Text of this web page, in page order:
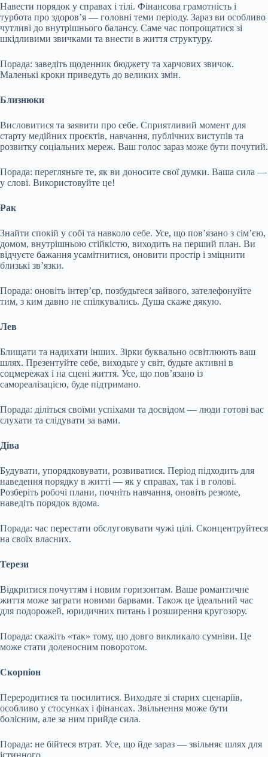
Навести порядок у справах і тілі. Фінансова грамотність і
турбота про здоров’я — головні теми періоду. Зараз ви особливо
чутливі до внутрішнього балансу. Саме час попрощатися зі
шкідливими звичками та внести в життя структуру.
Порада: заведіть щоденник бюджету та харчових звичок.
Маленькі кроки приведуть до великих змін.
Близнюки
Висловитися та заявити про себе. Сприятливий момент для
старту медійних проєктів, навчання, публічних виступів та
розвитку соціальних мереж. Ваш голос зараз може бути почутий.
Порада: перегляньте те, як ви доносите свої думки. Ваша сила —
у слові. Використовуйте це!
Рак
Знайти спокій у собі та навколо себе. Усе, що пов’язано з сім’єю,
домом, внутрішньою стійкістю, виходить на перший план. Ви
відчуєте бажання усамітнитися, оновити простір і зміцнити
близькі зв’язки.
Порада: оновіть інтер’єр, позбудьтеся зайвого, зателефонуйте
тим, з ким давно не спілкувались. Душа скаже дякую.
Лев
Блищати та надихати інших. Зірки буквально освітлюють ваш
шлях. Презентуйте себе, виходьте у світ, будьте активні в
соцмережах і на сцені життя. Усе, що пов’язано із
самореалізацією, буде підтримано.
Порада: діліться своїми успіхами та досвідом — люди готові вас
слухати та слідувати за вами.
Діва
Будувати, упорядковувати, розвиватися. Період підходить для
наведення порядку в житті — як у справах, так і в голові.
Розберіть робочі плани, почніть навчання, оновіть резюме,
наведіть порядок вдома.
Порада: час перестати обслуговувати чужі цілі. Сконцентруйтеся
на своїх власних.
Терези
Відкритися почуттям і новим горизонтам. Ваше романтичне
життя може заграти новими барвами. Також це ідеальний час
для подорожей, юридичних питань і розширення кругозору.
Порада: скажіть «так» тому, що довго викликало сумніви. Це
може стати доленосним поворотом.
Скорпіон
Переродитися та посилитися. Виходьте зі старих сценаріїв,
особливо у стосунках і фінансах. Звільнення може бути
болісним, але за ним прийде сила.
Порада: не бійтеся втрат. Усе, що йде зараз — звільняє шлях для
істинного.